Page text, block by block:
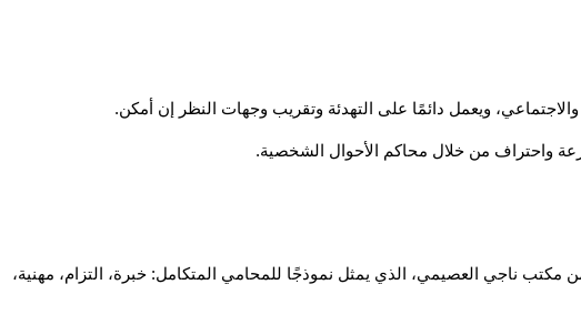
ويعمل دائمًا على التهدئة وتقريب وجهات النظر إن أمكن.
واحتراف من خلال محاكم الأحوال الشخصية.
ناجي العصيمي، الذي يمثل نموذجًا للمحامي المتكامل: خبرة، التزام، مهنية،